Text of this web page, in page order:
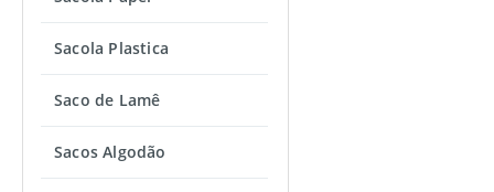
Sacola Plastica
Saco de Lamê
Sacos Algodão